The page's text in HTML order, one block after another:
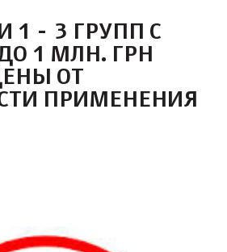
1 - 3 ГРУПП С
1 МЛН. ГРН
ОТ
ПРИМЕНЕНИЯ